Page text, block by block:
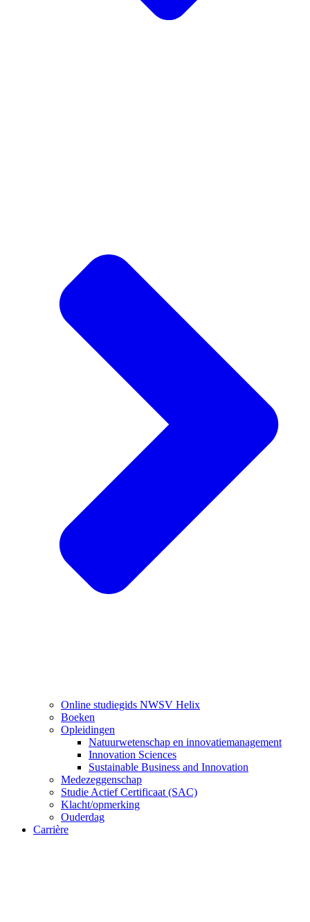
Online studiegids NWSV Helix
Boeken
Opleidingen
Natuurwetenschap en innovatiemanagement
Innovation Sciences
Sustainable Business and Innovation
Medezeggenschap
Studie Actief Certificaat (SAC)
Klacht/opmerking
Ouderdag
Carrière